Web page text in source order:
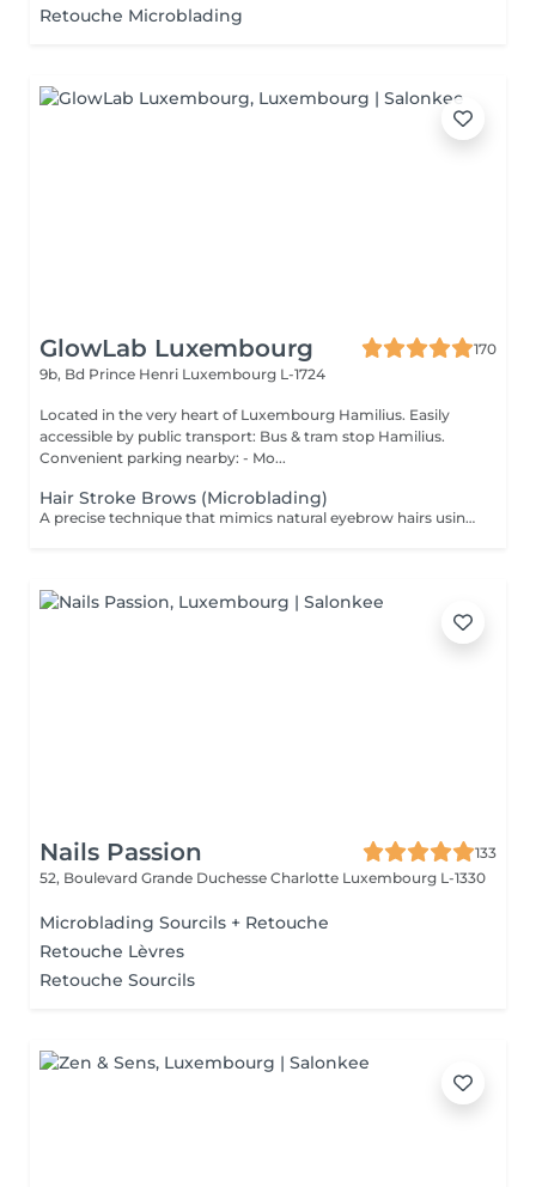
Retouche Microblading
GlowLab Luxembourg
170
9b, Bd Prince Henri Luxembourg L-1724
Located in the very heart of Luxembourg Hamilius. Easily
accessible by public transport: Bus & tram stop Hamilius.
Convenient parking nearby: - Mo...
Hair Stroke Brows (Microblading)
A precise technique that mimics natural eyebrow hairs using fine strokes for a soft, realistic finish. Ideal for filling gaps, correcting shape, and creating natural density. DURATION & MAINTENANCE: - Results last approximately 8-18 months - A Touch-Up Session is required after 4-6 weeks - Annual refresh is recommended BENEFITS: - Natural hair-like effect - Improved density - Enhanced symmetry - Realistic finish INDICATIONS: - Gaps in brows - Thin or uneven brows - Desire for natural enhancement CONTRAINDICATIONS: - Pregnancy and breastfeeding - Active skin conditions - Open wounds - Oily skin (relative) POST-CARE: - Keep the area dry during healing - Avoid touching or scratching - Use healing products as recommended - Avoid sun and heat
Nails Passion
133
52, Boulevard Grande Duchesse Charlotte Luxembourg L-1330
Microblading Sourcils + Retouche
Retouche Lèvres
Retouche Sourcils